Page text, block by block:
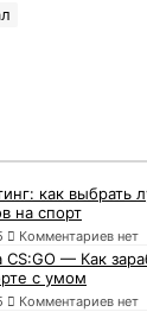
как выбрать
на спорт
Комментариев нет
— Как
с умом
Комментариев нет